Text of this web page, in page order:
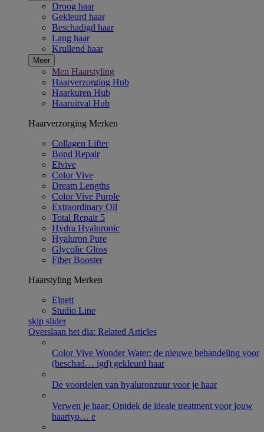
Droog haar
Gekleurd haar
Beschadigd haar
Lang haar
Krullend haar
Meer
Men Haarstyling
Haarverzorging Hub
Haarkuren Hub
Haaruitval Hub
Haarverzorging Merken
Collagen Lifter
Bond Repair
Elvive
Color Vive
Dream Lengths
Color Vive Purple
Extraordinary Oil
Total Repair 5
Hydra Hyaluronic
Hyaluron Pure
Glycolic Gloss
Fiber Booster
Haarstyling Merken
Elnett
Studio Line
skip slider
Overslaan het dia: Related Articles
Color Vive Wonder Water: de nieuwe behandeling voor
(beschad… igd) gekleurd haar
De voordelen van hyaluronzuur voor je haar
Verwen je haar: Ontdek de ideale treatment voor jouw
haartyp… e​